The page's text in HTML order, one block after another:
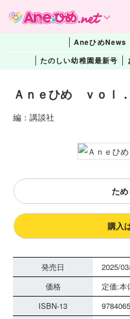
AneひめNews
たのしい幼稚園最新号
Ａｎｅひめ ｖｏｌ
編：講談社
た
購入
発売日
2025/
価格
定価:本
ISBN-13